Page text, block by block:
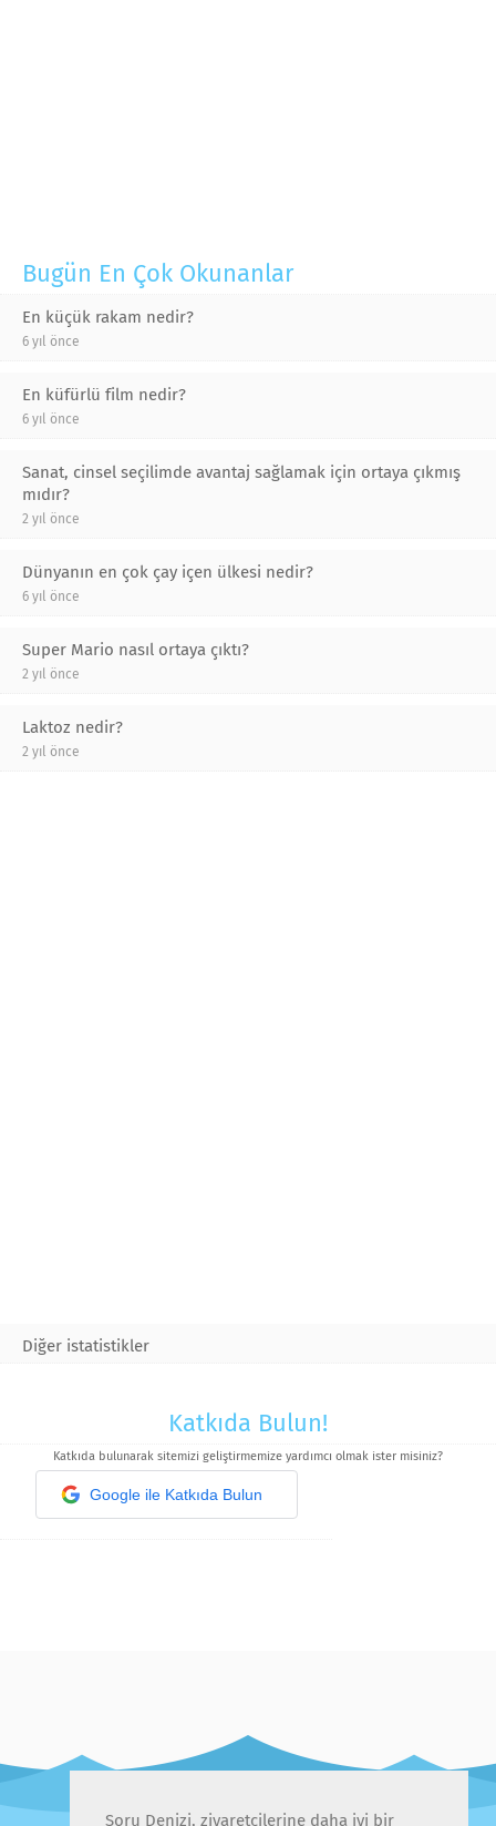
Bugün En Çok Okunanlar
En küçük rakam nedir?
6 yıl önce
En küfürlü film nedir?
6 yıl önce
Sanat, cinsel seçilimde avantaj sağlamak için ortaya çıkmış
mıdır?
2 yıl önce
Dünyanın en çok çay içen ülkesi nedir?
6 yıl önce
Super Mario nasıl ortaya çıktı?
2 yıl önce
Laktoz nedir?
2 yıl önce
Diğer istatistikler
Katkıda Bulun!
Katkıda bulunarak sitemizi geliştirmemize yardımcı olmak ister misiniz?
Google ile Katkıda Bulun
Soru Denizi, ziyaretçilerine daha iyi bir